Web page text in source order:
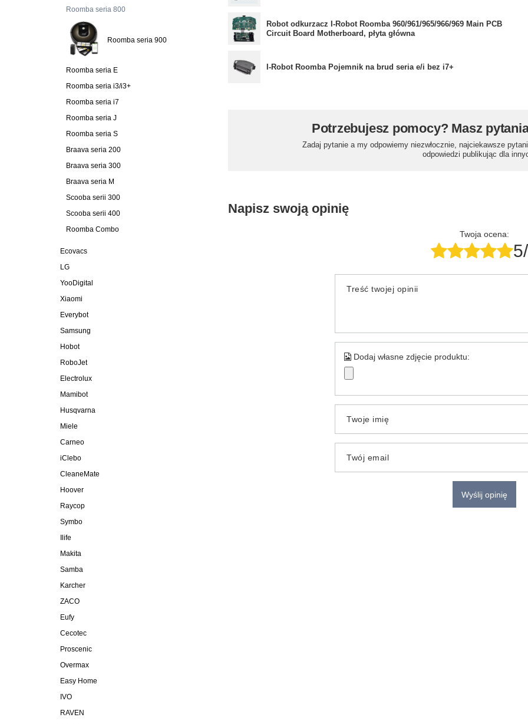
Roomba seria 800
Roomba seria 900
Roomba seria E
Roomba seria i3/i3+
Roomba seria i7
Roomba seria J
Roomba seria S
Braava seria 200
Braava seria 300
Braava seria M
Scooba serii 300
Scooba serii 400
Roomba Combo
Ecovacs
LG
YooDigital
Xiaomi
Everybot
Samsung
Hobot
RoboJet
Electrolux
Mamibot
Husqvarna
Miele
Carneo
iClebo
CleaneMate
Hoover
Raycop
Symbo
Ilife
Makita
Samba
Karcher
ZACO
Eufy
Cecotec
Proscenic
Overmax
Easy Home
IVO
RAVEN
Robot odkurzacz I-Robot Roomba 960/961/965/966/969 Main PCB
Circuit Board Motherboard, płyta główna
I-Robot Roomba Pojemnik na brud seria e/i bez i7+
Potrzebujesz pomocy? Masz
Zadaj pytanie a my odpowiemy niezwłocznie, najciekawsze
odpowiedzi publikując dla
Napisz swoją opinię
Twoja ocena:
Treść twojej opinii
Dodaj własne zdjęcie produktu:
Twoje imię
Twój email
Wyślij opinię